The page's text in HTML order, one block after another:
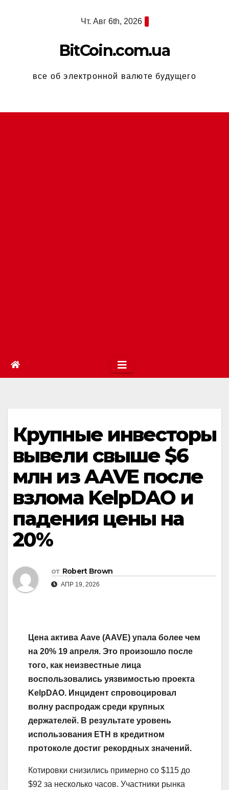
Чт. Авг 6th, 2026
BitCoin.com.ua
все об электронной валюте будущего
Крупные инвесторы
вывели свыше $6
млн из AAVE после
взлома KelpDAO и
падения цены на
20%
от Robert Brown
АПР 19, 2026
Цена актива Aave (AAVE) упала более чем
на 20% 19 апреля. Это произошло после
того, как неизвестные лица
воспользовались уязвимостью проекта
KelpDAO. Инцидент спровоцировал
волну распродаж среди крупных
держателей. В результате уровень
использования ETH в кредитном
протоколе достиг рекордных значений.
Котировки снизились примерно со $115 до
$92 за несколько часов. Участники рынка